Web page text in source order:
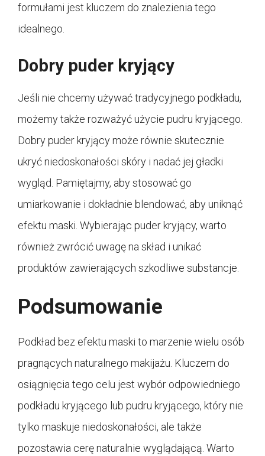
formułami jest kluczem do znalezienia tego
idealnego.
Dobry puder kryjący
Jeśli nie chcemy używać tradycyjnego podkładu,
możemy także rozważyć użycie pudru kryjącego.
Dobry puder kryjący może równie skutecznie
ukryć niedoskonałości skóry i nadać jej gładki
wygląd. Pamiętajmy, aby stosować go
umiarkowanie i dokładnie blendować, aby uniknąć
efektu maski. Wybierając puder kryjący, warto
również zwrócić uwagę na skład i unikać
produktów zawierających szkodliwe substancje.
Podsumowanie
Podkład bez efektu maski to marzenie wielu osób
pragnących naturalnego makijażu. Kluczem do
osiągnięcia tego celu jest wybór odpowiedniego
podkładu kryjącego lub pudru kryjącego, który nie
tylko maskuje niedoskonałości, ale także
pozostawia cerę naturalnie wyglądającą. Warto